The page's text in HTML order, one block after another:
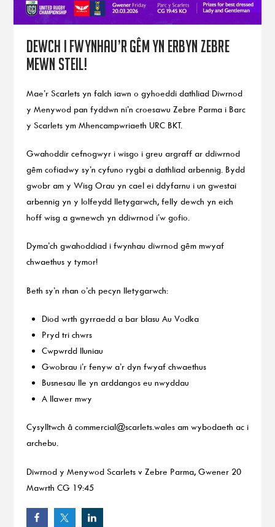
Dewch i fwynhau’r gêm yn erbyn Zebre
mewn steil!
Mae’r Scarlets yn falch iawn o gyhoeddi dathliad Diwrnod
y Menywod pan fyddwn ni’n croesawu Zebre Parma i Barc
y Scarlets ym Mhencampwriaeth URC BKT.
Gwahoddir cefnogwyr i wisgo i greu argraff ar ddiwrnod
gêm cofiadwy sy’n cyfuno rygbi a dathliad arbennig. Bydd
gwobr am y Wisg Orau yn cael ei ddyfarnu i un gwestai
arbennig yn y lolfeydd lletygarwch, felly dewch yn eich
hoff wisg a gwnewch yn ddiwrnod i’w gofio.
Dyma’ch gwahoddiad i fwynhau diwrnod gêm mwyaf
chwaethus y tymor!
Beth sy’n rhan o’ch pecyn lletygarwch:
Diod wrth gyrraedd a bar blasu Au Vodka
Pryd tri chwrs
Cwpwrdd lluniau
Gwobrau i’r fenyw a’r dyn fwyaf chwaethus
Busnesau lle yn arddangos eu nwyddau
A llawer mwy
Cysylltwch â commercial@scarlets.walesam wybodaeth ac i
archebu.
Diwrnod y Menywod Scarlets v Zebre Parma, Gwener 20
Mawrth CG 19:45